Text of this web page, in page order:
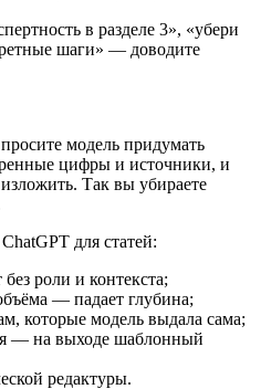
в разделе 3», «убери
шаги» — доводите
модель придумать
цифры и источники, и
Так вы убираете
для статей:
роли и контекста;
— падает глубина;
которые модель выдала сама;
— на выходе шаблонный
редактуры.